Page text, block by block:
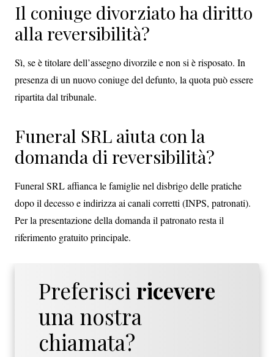
Il coniuge divorziato ha diritto
alla reversibilità?
Sì, se è titolare dell’assegno divorzile e non si è risposato. In
presenza di un nuovo coniuge del defunto, la quota può essere
ripartita dal tribunale.
Funeral SRL aiuta con la
domanda di reversibilità?
Funeral SRL affianca le famiglie nel disbrigo delle pratiche
dopo il decesso e indirizza ai canali corretti (INPS, patronati).
Per la presentazione della domanda il patronato resta il
riferimento gratuito principale.
Preferisci ricevere
una nostra
chiamata?